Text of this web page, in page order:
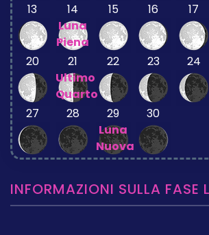
13
14
Luna
Piena
15 16 17
20
21
Ultimo
Quarto
22 23 24
27 28
29
Luna
Nuova
30
INFORMAZIONI SULLA FASE